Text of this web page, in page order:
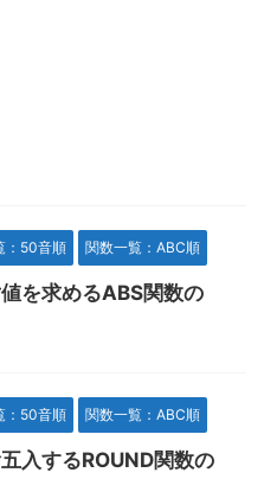
：50音順 関数一覧：ABC順
を求めるABS関数の
：50音順 関数一覧：ABC順
入するROUND関数の